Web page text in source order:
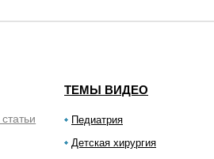
ТЕМЫ ВИДЕО
Педиатрия
Детская хирургия